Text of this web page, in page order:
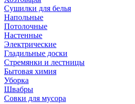
Сушилки для белья
Напольные
Потолочные
Настенные
Электрические
Гладильные доски
Стремянки и лестницы
Бытовая химия
Уборка
Швабры
Совки для мусора